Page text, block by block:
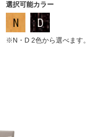
選択可能カラー
※N・D 2色から選べます